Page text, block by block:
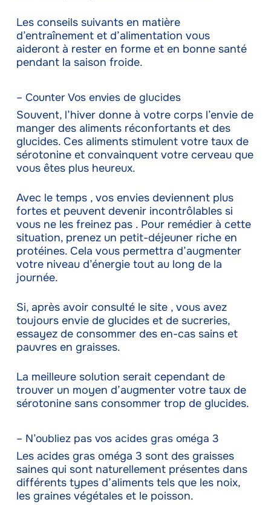
Les conseils suivants en matière
d’entraînement et d’alimentation vous
aideront à rester en forme et en bonne santé
pendant la saison froide.
– Counter Vos envies de glucides
Souvent, l’hiver donne à votre corps l’envie de
manger des aliments réconfortants et des
glucides. Ces aliments stimulent votre taux de
sérotonine et convainquent votre cerveau que
vous êtes plus heureux.
Avec le temps , vos envies deviennent plus
fortes et peuvent devenir incontrôlables si
vous ne les freinez pas . Pour remédier à cette
situation, prenez un petit-déjeuner riche en
protéines. Cela vous permettra d’augmenter
votre niveau d’énergie tout au long de la
journée.
Si, après avoir consulté le site , vous avez
toujours envie de glucides et de sucreries,
essayez de consommer des en-cas sains et
pauvres en graisses.
La meilleure solution serait cependant de
trouver un moyen d’augmenter votre taux de
sérotonine sans consommer trop de glucides.
– N’oubliez pas vos acides gras oméga 3
Les acides gras oméga 3 sont des graisses
saines qui sont naturellement présentes dans
différents types d’aliments tels que les noix,
les graines végétales et le poisson.